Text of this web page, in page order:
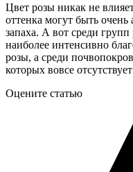
Цвет розы никак не
оттенка могут быть
запаха. А вот среди групп
наиболее интенсивно
розы, а среди
которых вовсе
Оцените статью